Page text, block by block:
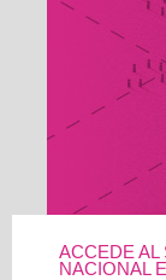
ACCEDE AL
NACIONAL